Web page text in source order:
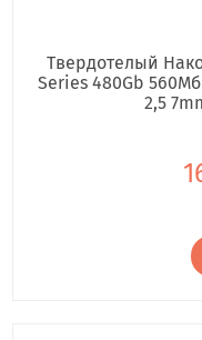
Твердотелый
Series 480Gb 560Мб/
2,5